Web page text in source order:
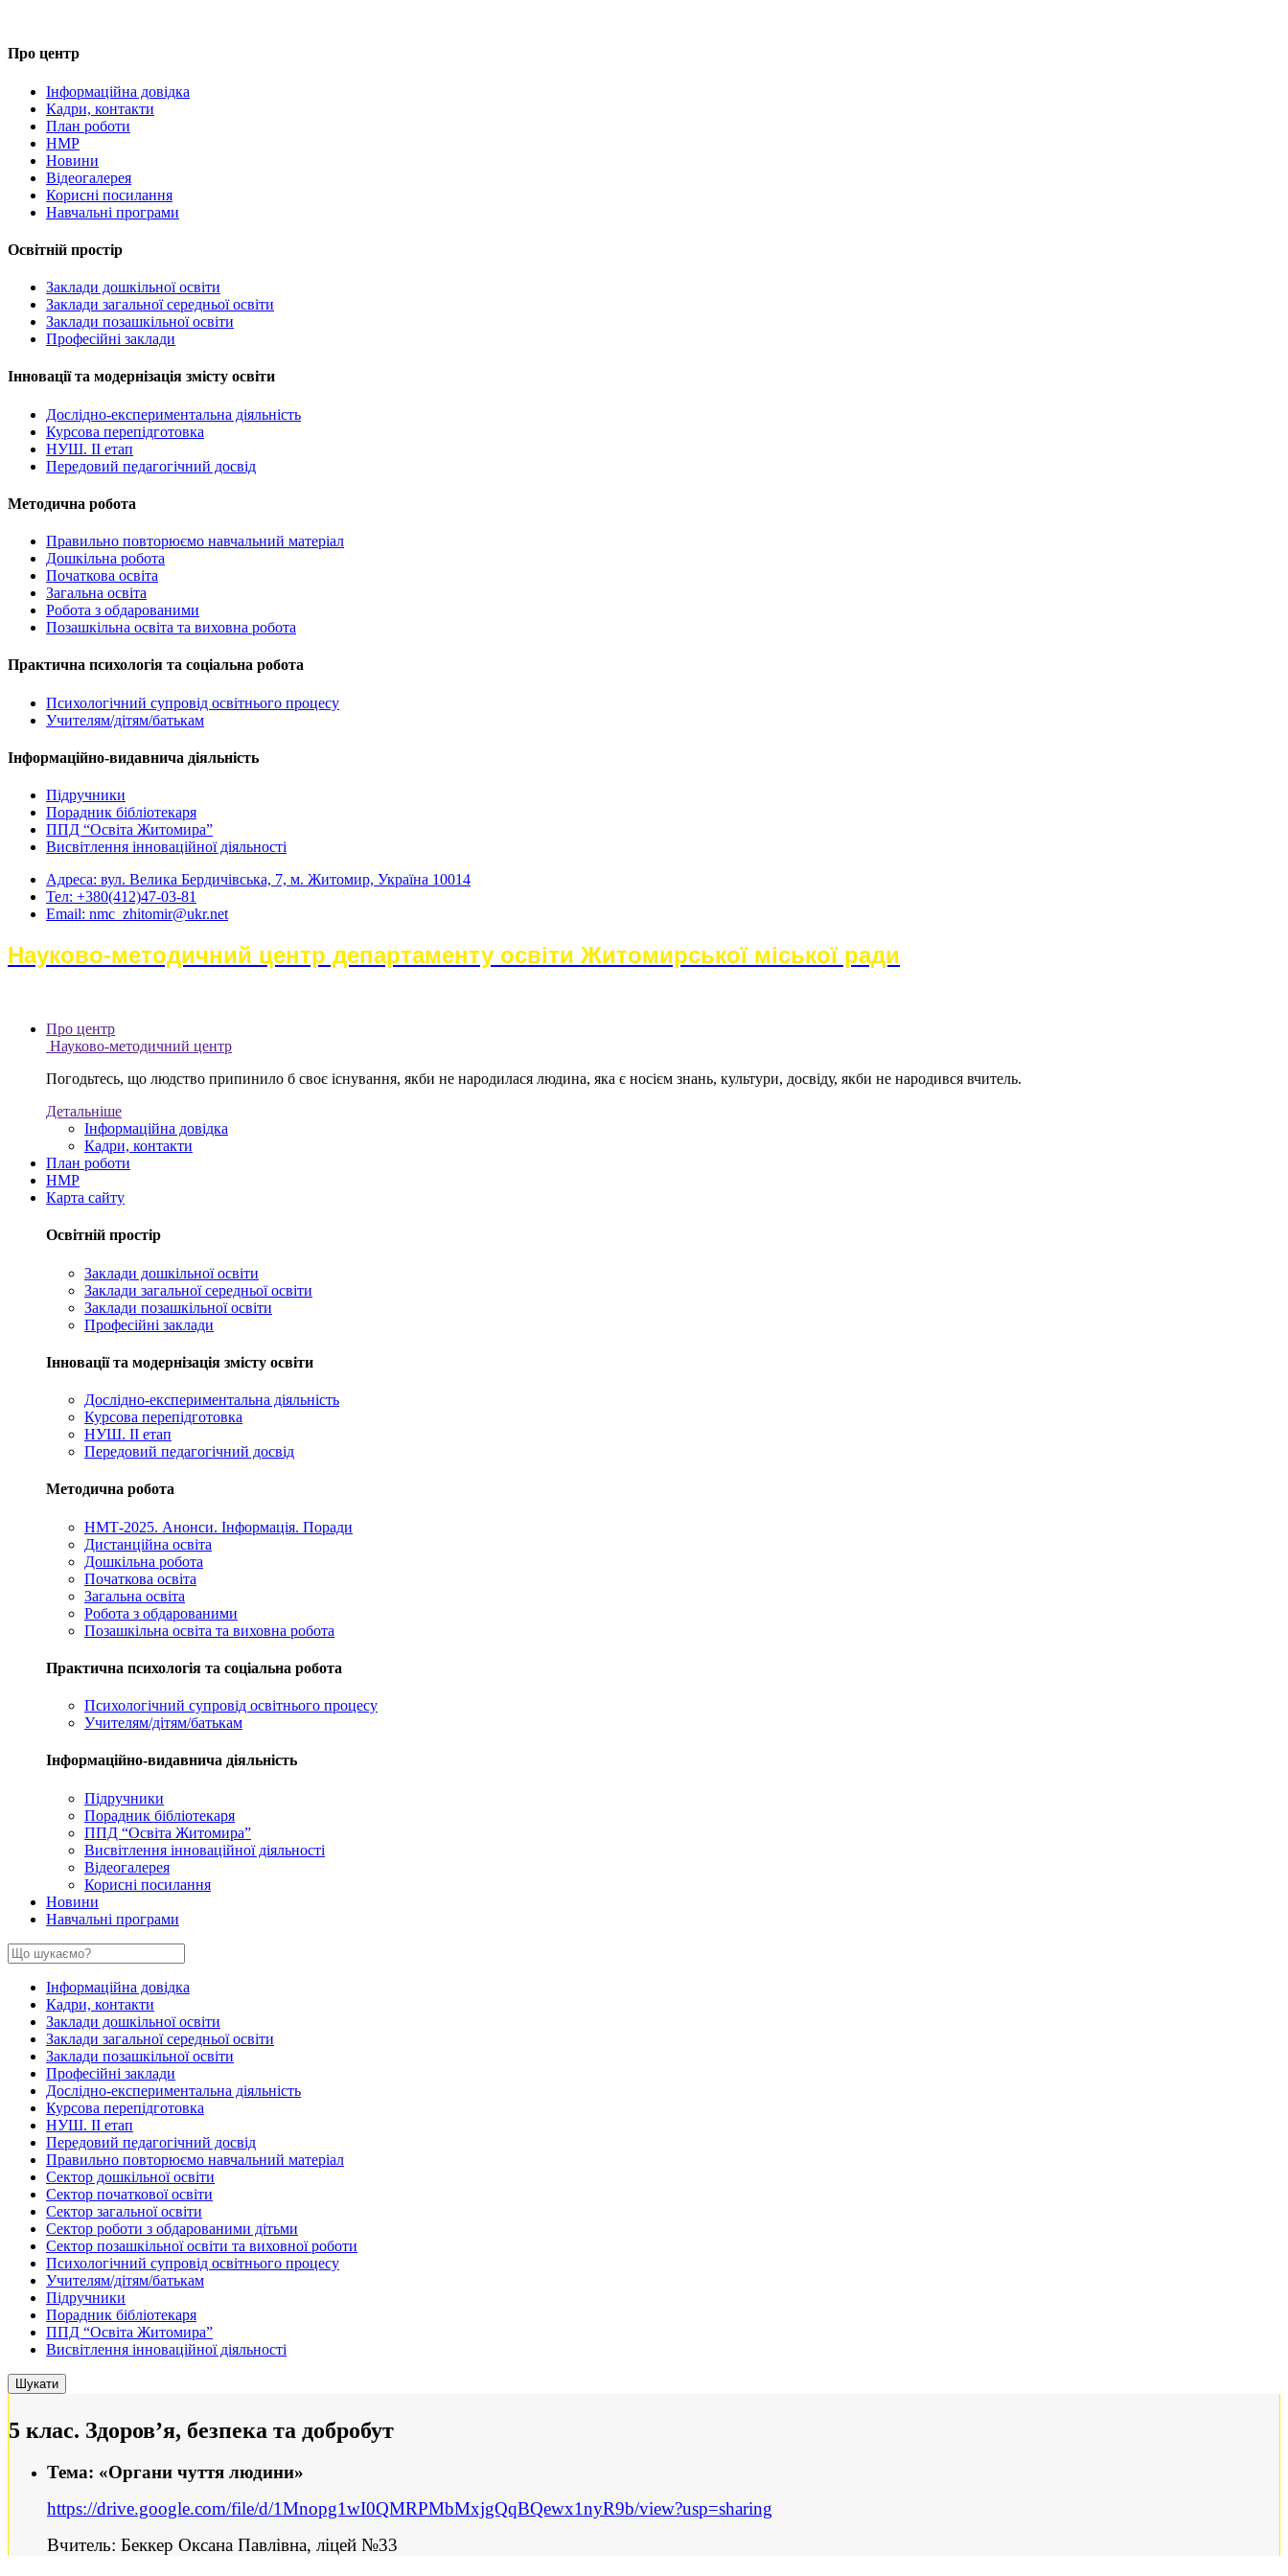
Про центр
Інформаційна довідка
Кадри, контакти
План роботи
НМР
Новини
Відеогалерея
Корисні посилання
Навчальні програми
Освітній простір
Заклади дошкільної освіти
Заклади загальної середньої освіти
Заклади позашкільної освіти
Професійні заклади
Інновації та модернізація змісту освіти
Дослідно-експериментальна діяльність
Курсова перепідготовка
НУШ. ІІ етап
Передовий педагогічний досвід
Методична робота
Правильно повторюємо навчальний матеріал
Дошкільна робота
Початкова освіта
Загальна освіта
Робота з обдарованими
Позашкільна освіта та виховна робота
Практична психологія та соціальна робота
Психологічний супровід освітнього процесу
Учителям/дітям/батькам
Інформаційно-видавнича діяльність
Підручники
Порадник бібліотекаря
ППД “Освіта Житомира”
Висвітлення інноваційної діяльності
Адреса: вул. Велика Бердичівська, 7, м. Житомир, Україна 10014
Тел: +380(412)47-03-81
Email: nmc_zhitomir@ukr.net
Науково-методичний центр департаменту освіти Житомирської міської ради
Про центр
Науково-методичний центр
Погодьтесь, що людство припинило б своє існування, якби не народилася людина, яка є носієм знань, культури, досвіду, якби не народився вчитель.
Детальніше
Інформаційна довідка
Кадри, контакти
План роботи
НМР
Карта сайту
Освітній простір
Заклади дошкільної освіти
Заклади загальної середньої освіти
Заклади позашкільної освіти
Професійні заклади
Інновації та модернізація змісту освіти
Дослідно-експериментальна діяльність
Курсова перепідготовка
НУШ. ІІ етап
Передовий педагогічний досвід
Методична робота
НМТ-2025. Анонси. Інформація. Поради
Дистанційна освіта
Дошкільна робота
Початкова освіта
Загальна освіта
Робота з обдарованими
Позашкільна освіта та виховна робота
Практична психологія та соціальна робота
Психологічний супровід освітнього процесу
Учителям/дітям/батькам
Інформаційно-видавнича діяльність
Підручники
Порадник бібліотекаря
ППД “Освіта Житомира”
Висвітлення інноваційної діяльності
Відеогалерея
Корисні посилання
Новини
Навчальні програми
Інформаційна довідка
Кадри, контакти
Заклади дошкільної освіти
Заклади загальної середньої освіти
Заклади позашкільної освіти
Професійні заклади
Дослідно-експериментальна діяльність
Курсова перепідготовка
НУШ. ІІ етап
Передовий педагогічний досвід
Правильно повторюємо навчальний матеріал
Сектор дошкільної освіти
Сектор початкової освіти
Сектор загальної освіти
Сектор роботи з обдарованими дітьми
Сектор позашкільної освіти та виховної роботи
Психологічний супровід освітнього процесу
Учителям/дітям/батькам
Підручники
Порадник бібліотекаря
ППД “Освіта Житомира”
Висвітлення інноваційної діяльності
5 клас. Здоров’я, безпека та добробут
Тема: «Органи чуття людини»
https://drive.google.com/file/d/1Mnopg1wI0QMRPMbMxjgQqBQewx1nyR9b/view?usp=sharing
Вчитель: Беккер Оксана Павлівна, ліцей №33